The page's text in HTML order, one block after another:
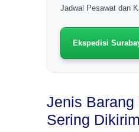
Jadwal Pesawat dan
Ekspedisi
Jenis Barang
Sering Dikirim